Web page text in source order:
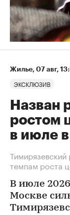
Жилье⁠, 07 авг,
ЭКСКЛЮЗИВ
Назван
ростом
в июле в
темпам роста
В июле
Москве